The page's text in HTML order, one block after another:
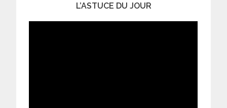
L’ASTUCE DU JOUR